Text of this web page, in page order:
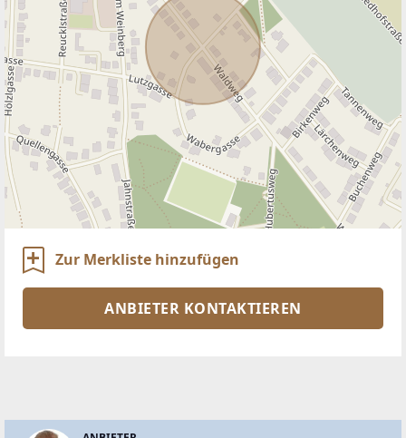
Zur Merkliste hinzufügen
ANBIETER KONTAKTIEREN